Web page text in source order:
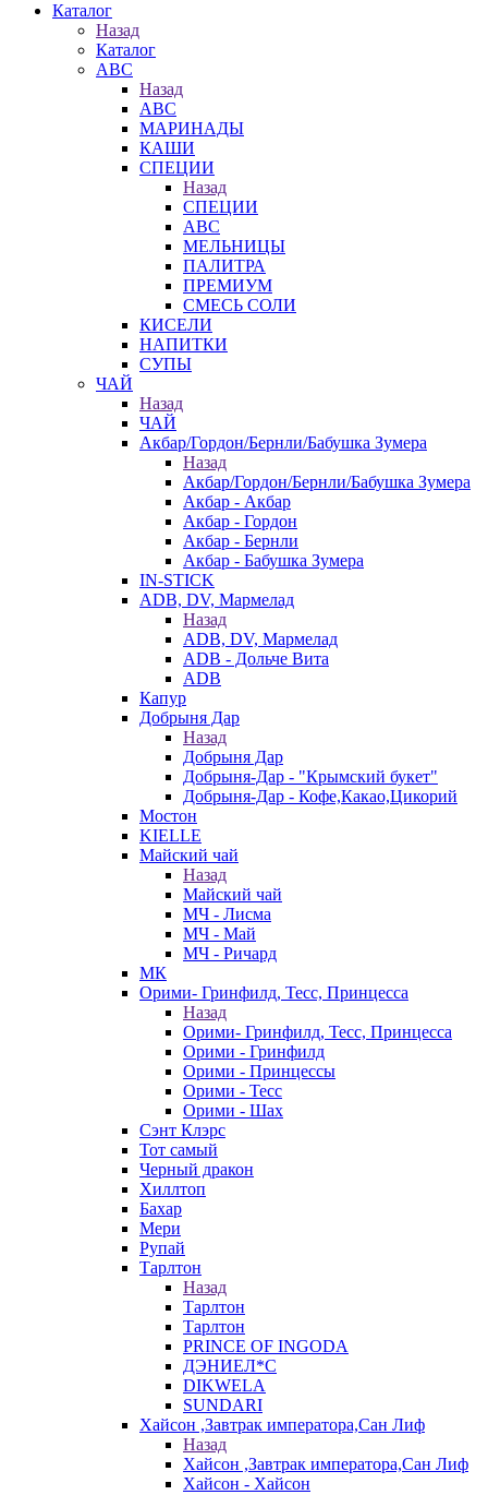
Каталог
Назад
Каталог
АВС
Назад
АВС
МАРИНАДЫ
КАШИ
СПЕЦИИ
Назад
СПЕЦИИ
АВС
МЕЛЬНИЦЫ
ПАЛИТРА
ПРЕМИУМ
СМЕСЬ СОЛИ
КИСЕЛИ
НАПИТКИ
СУПЫ
ЧАЙ
Назад
ЧАЙ
Акбар/Гордон/Бернли/Бабушка Зумера
Назад
Акбар/Гордон/Бернли/Бабушка Зумера
Акбар - Акбар
Акбар - Гордон
Акбар - Бернли
Акбар - Бабушка Зумера
IN-STICK
ADB, DV, Мармелад
Назад
ADB, DV, Мармелад
ADB - Дольче Вита
ADB
Капур
Добрыня Дар
Назад
Добрыня Дар
Добрыня-Дар - "Крымский букет"
Добрыня-Дар - Кофе,Какао,Цикорий
Мостон
KIELLE
Майский чай
Назад
Майский чай
МЧ - Лисма
МЧ - Май
МЧ - Ричард
МК
Орими- Гринфилд, Тесс, Принцесса
Назад
Орими- Гринфилд, Тесс, Принцесса
Орими - Гринфилд
Орими - Принцессы
Орими - Тесс
Орими - Шах
Сэнт Клэрс
Тот самый
Черный дракон
Хиллтоп
Бахар
Мери
Рупай
Тарлтон
Назад
Тарлтон
Тарлтон
PRINCE OF INGODA
ДЭНИЕЛ*С
DIKWELA
SUNDARI
Хайсон ,Завтрак императора,Сан Лиф
Назад
Хайсон ,Завтрак императора,Сан Лиф
Хайсон - Хайсон